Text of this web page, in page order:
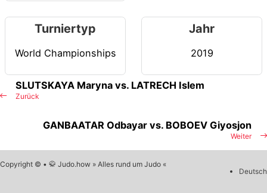
Turniertyp
World Championships
Jahr
2019
Zurück
SLUTSKAYA Maryna vs. LATRECH Islem
Weiter
GANBAATAR Odbayar vs. BOBOEV Giyosjon
Copyright © • 🥋 Judo.how » Alles rund um Judo «
Deutsch